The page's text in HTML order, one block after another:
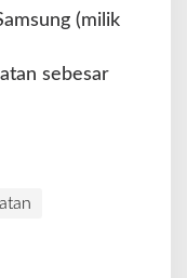
(milik
sebesar